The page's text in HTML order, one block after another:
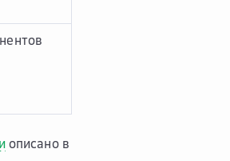
описано в